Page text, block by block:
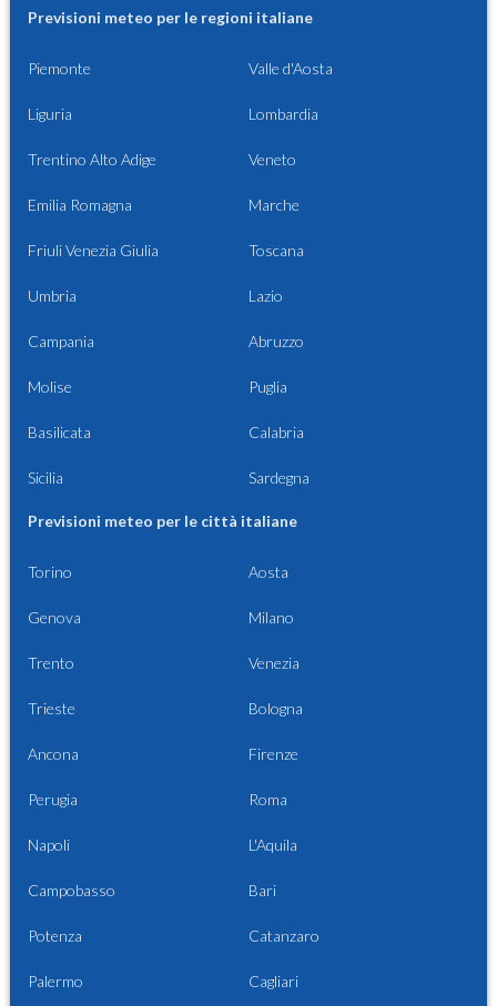
Previsioni meteo per le regioni italiane
Piemonte Valle d'Aosta
Liguria Lombardia
Trentino Alto Adige Veneto
Emilia Romagna Marche
Friuli Venezia Giulia Toscana
Umbria Lazio
Campania Abruzzo
Molise Puglia
Basilicata Calabria
Sicilia Sardegna
Previsioni meteo per le città italiane
Torino Aosta
Genova Milano
Trento Venezia
Trieste Bologna
Ancona Firenze
Perugia Roma
Napoli L'Aquila
Campobasso Bari
Potenza Catanzaro
Palermo Cagliari